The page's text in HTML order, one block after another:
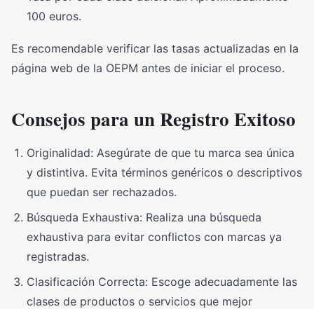
100 euros.
Es recomendable verificar las tasas actualizadas en la
página web de la OEPM antes de iniciar el proceso.
Consejos para un Registro Exitoso
Originalidad: Asegúrate de que tu marca sea única
y distintiva. Evita términos genéricos o descriptivos
que puedan ser rechazados.
Búsqueda Exhaustiva: Realiza una búsqueda
exhaustiva para evitar conflictos con marcas ya
registradas.
Clasificación Correcta: Escoge adecuadamente las
clases de productos o servicios que mejor